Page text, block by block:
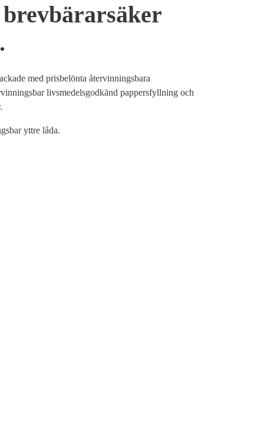
med prisbelönta återvinningsbara
livsmedelsgodkänd pappersfyllning och
yttre låda.